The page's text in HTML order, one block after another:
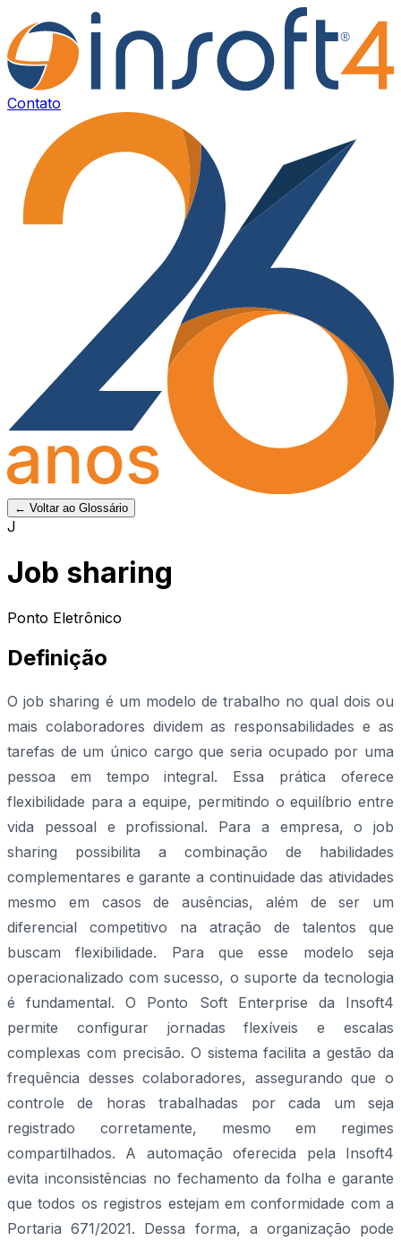
Contato
← Voltar ao Glossário
J
Job sharing
Ponto Eletrônico
Definição
O job sharing é um modelo de trabalho no qual dois ou
mais colaboradores dividem as responsabilidades e as
tarefas de um único cargo que seria ocupado por uma
pessoa em tempo integral. Essa prática oferece
flexibilidade para a equipe, permitindo o equilíbrio entre
vida pessoal e profissional. Para a empresa, o job
sharing possibilita a combinação de habilidades
complementares e garante a continuidade das atividades
mesmo em casos de ausências, além de ser um
diferencial competitivo na atração de talentos que
buscam flexibilidade. Para que esse modelo seja
operacionalizado com sucesso, o suporte da tecnologia
é fundamental. O Ponto Soft Enterprise da Insoft4
permite configurar jornadas flexíveis e escalas
complexas com precisão. O sistema facilita a gestão da
frequência desses colaboradores, assegurando que o
controle de horas trabalhadas por cada um seja
registrado corretamente, mesmo em regimes
compartilhados. A automação oferecida pela Insoft4
evita inconsistências no fechamento da folha e garante
que todos os registros estejam em conformidade com a
Portaria 671/2021. Dessa forma, a organização pode